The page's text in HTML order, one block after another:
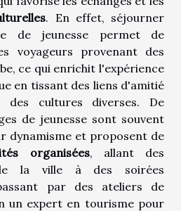
. En effet, séjourner
de jeunesse permet de
voyageurs provenant des
ce qui enrichit l'expérience
en tissant des liens d'amitié
cultures diverses. De
de jeunesse sont souvent
dynamisme et proposent de
organisées, allant des
la ville à des soirées
par des ateliers de
un expert en tourisme pour